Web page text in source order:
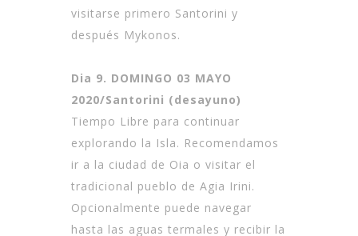
visitarse primero Santorini y
después Mykonos.
Dia 9. DOMINGO 03 MAYO
2020/Santorini (desayuno)
Tiempo Libre para continuar
explorando la Isla. Recomendamos
ir a la ciudad de Oia o visitar el
tradicional pueblo de Agia Irini.
Opcionalmente puede navegar
hasta las aguas termales y recibir la